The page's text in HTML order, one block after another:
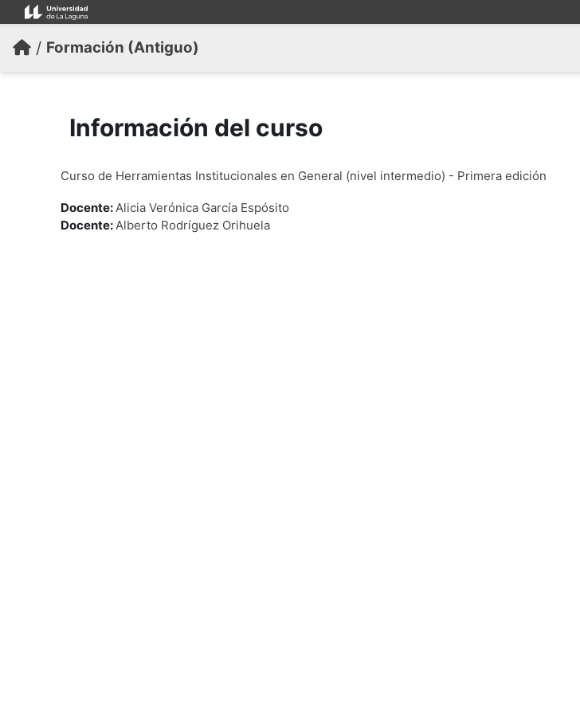
Salta al contenido principal
/ Formación (Antiguo)
Información del curso
Curso de Herramientas Institucionales en General (nivel intermedio) - Primera edición
Docente:Alicia Verónica García Espósito
Docente:Alberto Rodríguez Orihuela